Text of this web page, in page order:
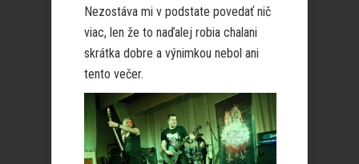
Nezostáva mi v podstate povedať nič
viac, len že to naďalej robia chalani
skrátka dobre a výnimkou nebol ani
tento večer.